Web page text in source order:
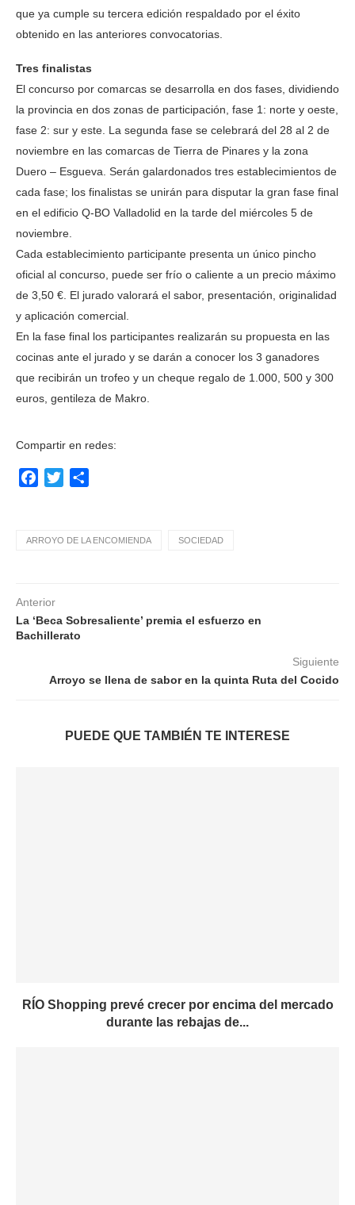
que ya cumple su tercera edición respaldado por el éxito
obtenido en las anteriores convocatorias.
Tres finalistas
El concurso por comarcas se desarrolla en dos fases, dividiendo
la provincia en dos zonas de participación, fase 1: norte y oeste,
fase 2: sur y este. La segunda fase se celebrará del 28 al 2 de
noviembre en las comarcas de Tierra de Pinares y la zona
Duero – Esgueva. Serán galardonados tres establecimientos de
cada fase; los finalistas se unirán para disputar la gran fase final
en el edificio Q-BO Valladolid en la tarde del miércoles 5 de
noviembre.
Cada establecimiento participante presenta un único pincho
oficial al concurso, puede ser frío o caliente a un precio máximo
de 3,50 €. El jurado valorará el sabor, presentación, originalidad
y aplicación comercial.
En la fase final los participantes realizarán su propuesta en las
cocinas ante el jurado y se darán a conocer los 3 ganadores
que recibirán un trofeo y un cheque regalo de 1.000, 500 y 300
euros, gentileza de Makro.
Compartir en redes:
Facebook
Twitter
ARROYO DE LA ENCOMIENDA SOCIEDAD
Anterior
La ‘Beca Sobresaliente’ premia el esfuerzo en
Bachillerato
Siguiente
Arroyo se llena de sabor en la quinta Ruta del Cocido
PUEDE QUE TAMBIÉN TE INTERESE
RÍO Shopping prevé crecer por encima del mercado
durante las rebajas de...